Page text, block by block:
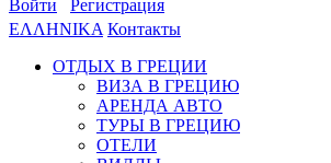
Войти
Регистрация
ΕΛΛΗΝΙΚΑ Контакты
ОТДЫХ В ГРЕЦИИ
ВИЗА В ГРЕЦИЮ
АРЕНДА АВТО
ТУРЫ В ГРЕЦИЮ
ОТЕЛИ